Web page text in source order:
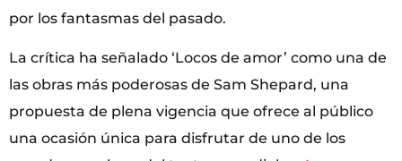
por los fantasmas del pasado.
La crítica ha señalado ‘Locos de amor’ como una de
las obras más poderosas de Sam Shepard, una
propuesta de plena vigencia que ofrece al público
una ocasión única para disfrutar de uno de los